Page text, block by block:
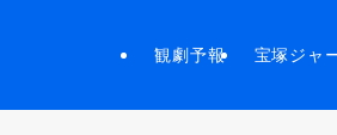
観劇予報 宝塚ジャ